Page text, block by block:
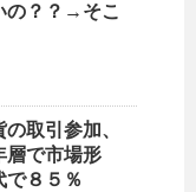
の？？→そこ
の取引参加、
で市場形
８５％